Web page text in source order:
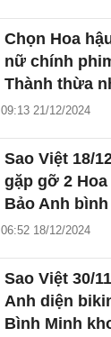
Chọn Hoa
nữ chính
Thành thừa
09:13 21/12/2024
Sao Việt 18/
gặp gỡ 2
Bảo Anh
06:52 18/12/2024
Sao Việt 30/
Anh diện
Bình Minh